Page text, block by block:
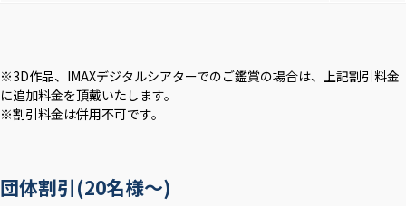
※3D作品、IMAXデジタルシアターでのご鑑賞の場合は、上記割引料金
に追加料金を頂戴いたします。
※割引料金は併用不可です。
団体割引(20名様～)